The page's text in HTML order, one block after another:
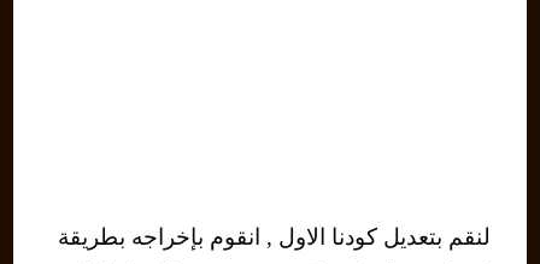
لنقم بتعديل كودنا الاول , انقوم بإخراجه بطريقة